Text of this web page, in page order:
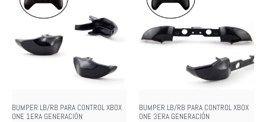
BUMPER LB/RB PARA CONTROL XBOX
ONE 1ERA GENERACIÓN
BUMPER LB/RB PARA CONTROL XBOX
ONE 3ERA GENERACIÓN